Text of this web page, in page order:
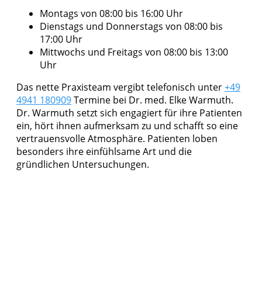
Montags von 08:00 bis 16:00 Uhr
Dienstags und Donnerstags von 08:00 bis
17:00 Uhr
Mittwochs und Freitags von 08:00 bis 13:00
Uhr
Das nette Praxisteam vergibt telefonisch unter+49
4941 180909Termine bei Dr. med. Elke Warmuth.
Dr. Warmuth setzt sich engagiert für ihre Patienten
ein, hört ihnen aufmerksam zu und schafft so eine
vertrauensvolle Atmosphäre. Patienten loben
besonders ihre einfühlsame Art und die
gründlichen Untersuchungen.